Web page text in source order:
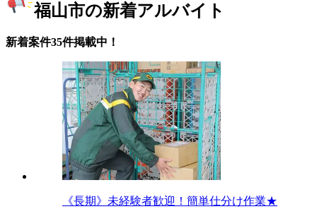
福山市の新着アルバイト
新着案件35件掲載中！
《長期》未経験者歓迎！簡単仕分け作業★